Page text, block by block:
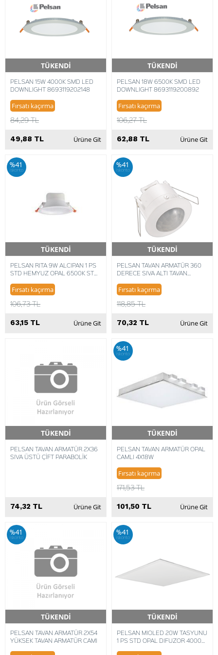
TÜKENDİ
Hızlı Teslimat
PELSAN 15W 4000K SMD LED
DOWNLIGHT 8693119202148
Fırsatı kaçırma
84,29 TL
49,88 TL Ürüne Git
TÜKENDİ
Hızlı Teslimat
PELSAN 18W 6500K SMD LED
DOWNLIGHT 8693119200892
Fırsatı kaçırma
106,27 TL
62,88 TL Ürüne Git
%41
iskonto
TÜKENDİ
Hızlı Teslimat
PELSAN RITA 9W ALCIPAN 1 PS
STD HEMYUZ OPAL 6500K ST
Fırsatı kaçırma
106,73 TL
63,15 TL Ürüne Git
%41
iskonto
TÜKENDİ
Hızlı Teslimat
PELSAN TAVAN ARMATÜR 360
DERECE SIVA ALTI TAVAN
Fırsatı kaçırma
118,85 TL
70,32 TL Ürüne Git
TÜKENDİ
Hızlı Teslimat
PELSAN TAVAN ARMATÜR 2X36
SIVA ÜSTÜ ÇİFT PARABOLİK
74,32 TL Ürüne Git
%41
iskonto
TÜKENDİ
Hızlı Teslimat
PELSAN TAVAN ARMATÜR OPAL
CAMLI 4X18W
Fırsatı kaçırma
171,53 TL
101,50 TL Ürüne Git
%41
iskonto
TÜKENDİ
Hızlı Teslimat
PELSAN TAVAN ARMATÜR 2X54
YÜKSEK TAVAN ARMATÜR CAMI
%41
iskonto
TÜKENDİ
Hızlı Teslimat
PELSAN MIOLED 20W TASYUNU
1 PS STD OPAL DIFUZOR 4000K